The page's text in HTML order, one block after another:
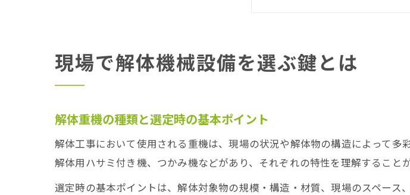
効率重視の解体に適した重
狭小地対応型解体重
解体重機の選定が現
重機アタッチメントの活
現場で解体機械設備を選ぶ鍵とは
解体重機の種類と選定時の基本ポイント
解体工事において使用される重機は、現場の状況や解体物の構造によって多
解体用ハサミ付き機、つかみ機などがあり、それぞれの特性を理解すること
選定時の基本ポイントは、解体対象物の規模・構造・材質、現場のスペー